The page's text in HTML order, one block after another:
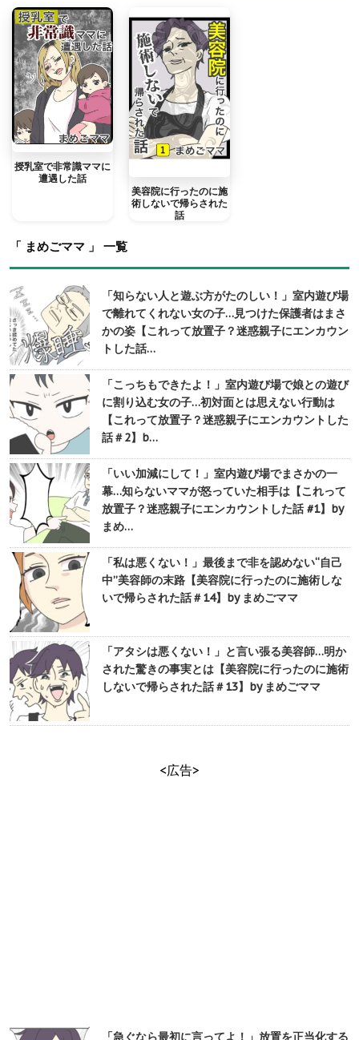
授乳室で非常識ママに
遭遇した話
美容院に行ったのに施
術しないで帰らされた
話
「 まめごママ 」 一覧
「知らない人と遊ぶ方がたのしい！」室内遊び場
で離れてくれない女の子…見つけた保護者はまさ
かの姿【これって放置子？迷惑親子にエンカウン
トした話…
「こっちもできたよ！」室内遊び場で娘との遊び
に割り込む女の子…初対面とは思えない行動は
【これって放置子？迷惑親子にエンカウントした
話＃2】b…
「いい加減にして！」室内遊び場でまさかの一
幕…知らないママが怒っていた相手は【これって
放置子？迷惑親子にエンカウントした話 #1】by
まめ…
「私は悪くない！」最後まで非を認めない“自己
中”美容師の末路【美容院に行ったのに施術しな
いで帰らされた話＃14】by まめごママ
「アタシは悪くない！」と言い張る美容師…明か
された驚きの事実とは【美容院に行ったのに施術
しないで帰らされた話＃13】by まめごママ
<広告>
「急ぐなら最初に言ってよ！」放置を正当化する